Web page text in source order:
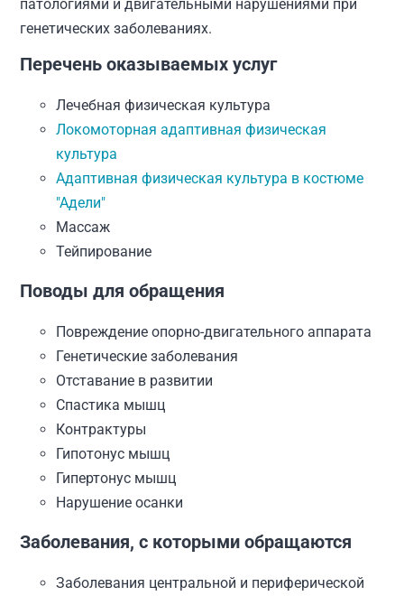
патологиями и двигательными нарушениями при
генетических заболеваниях.
Перечень оказываемых услуг
Лечебная физическая культура
Локомоторная адаптивная физическая
культура
Адаптивная физическая культура в костюме
"Адели"
Массаж
Тейпирование
Поводы для обращения
Повреждение опорно-двигательного аппарата
Генетические заболевания
Отставание в развитии
Спастика мышц
Контрактуры
Гипотонус мышц
Гипертонус мышц
Нарушение осанки
Заболевания, с которыми обращаются
Заболевания центральной и периферической